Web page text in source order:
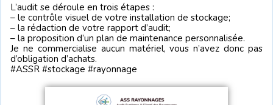
L’audit se déroule en trois étapes :
– le contrôle visuel de votre installation de stockage;
– la rédaction de votre rapport d’audit;
– la proposition d’un plan de maintenance personnalisée.
Je ne commercialise aucun matériel, vous n’avez donc pas
d’obligation d’achats.
#ASSR #stockage #rayonnage